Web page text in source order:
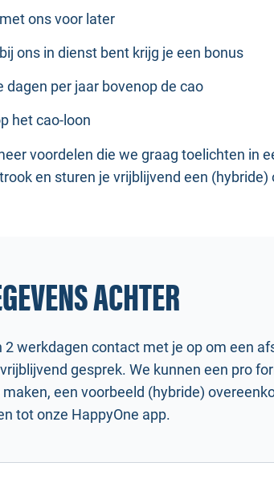
ons voor later
ons in dienst bent krijg je een bonus
dagen per jaar bovenop de cao
het cao-loon
voordelen die we graag toelichten in
en sturen je vrijblijvend een
ACHTER
2 werkdagen contact met je op om een
gesprek. We kunnen een pro
maken, een voorbeeld (hybride)
tot onze HappyOne app.